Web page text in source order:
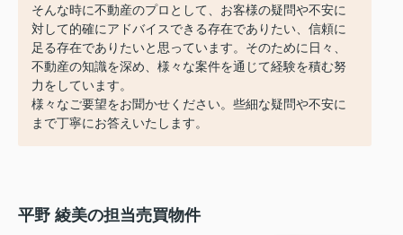
そんな時に不動産のプロとして、お客様の疑問や不安に
対して的確にアドバイスできる存在でありたい、信頼に
足る存在でありたいと思っています。そのために日々、
不動産の知識を深め、様々な案件を通じて経験を積む努
力をしています。
様々なご要望をお聞かせください。些細な疑問や不安に
まで丁寧にお答えいたします。
平野 綾美の担当売買物件